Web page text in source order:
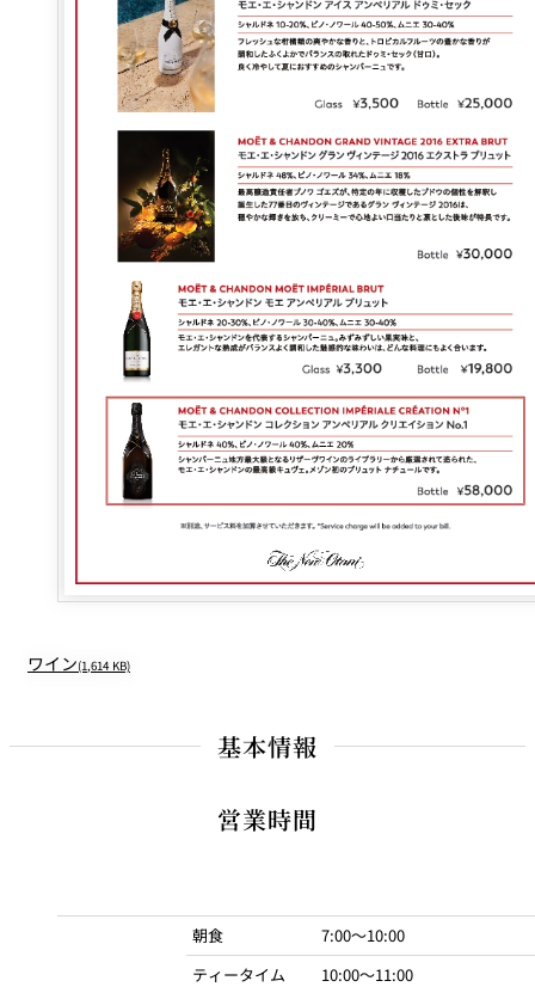
ワイン(1,614 KB)
基本情報
営業時間
朝食
7:00～10:00
ティータイム
10:00～11:00